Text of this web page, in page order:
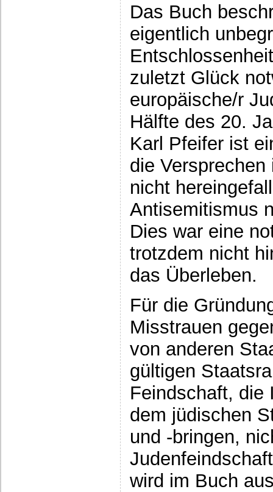
Das Buch
eigentlich
zuletzt Glück
europäische/r
Hälfte des 20.
Karl Pfeifer ist
die
nicht
Antisemitismus
Dies war eine
trotzdem nicht
das Überleben.
Für die
Misstrauen
von anderen
gültigen
Feindschaft,
dem jüdischen
und -bringen,
wird im Buch